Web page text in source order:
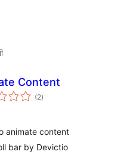
Content
(2एकूण
मूल्यांकन
)
animate content
bar by Devictio